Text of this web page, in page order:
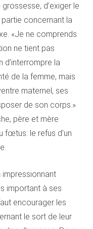
d’exiger le
concernant la
«Je ne comprends
ne tient pas
la
de la femme, mais
maternel, ses
de son corps.»
père et mère
fœtus: le refus d’un
impressionnant
important à ses
encourager les
le sort de leur